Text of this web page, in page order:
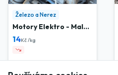
Železo a Nerez
Motory Elektro - Malé
do 300 Kg /kus
14Kč /kg